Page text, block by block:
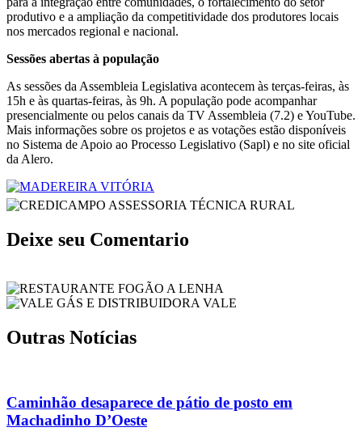
produtivo e a ampliação da competitividade dos produtores locais
nos mercados regional e nacional.
Sessões abertas à população
As sessões da Assembleia Legislativa acontecem às terças-feiras, às
15h e às quartas-feiras, às 9h. A população pode acompanhar
presencialmente ou pelos canais da TV Assembleia (7.2) e YouTube.
Mais informações sobre os projetos e as votações estão disponíveis
no Sistema de Apoio ao Processo Legislativo (Sapl) e no site oficial
da Alero.
Deixe seu Comentario
Outras Notícias
Caminhão desaparece de pátio de posto em
Machadinho D’Oeste